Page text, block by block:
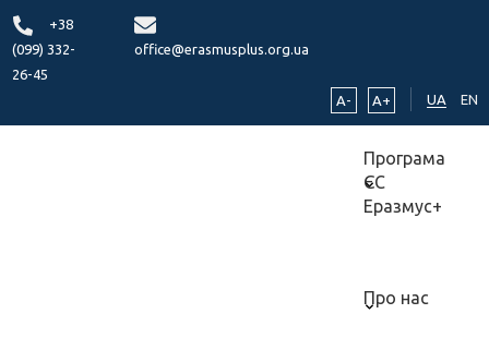
+38
(099) 332-
26-45
office@erasmusplus.org.ua
A- A+ UA EN
Програма
ЄС
Еразмус+
Про нас